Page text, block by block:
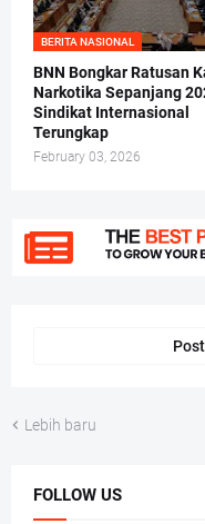
BERITA NASIONAL
BNN Bongkar Ratusan
Narkotika Sepanjang
Sindikat Internasional
Terungkap
February 03, 2026
Lebih baru
FOLLOW US